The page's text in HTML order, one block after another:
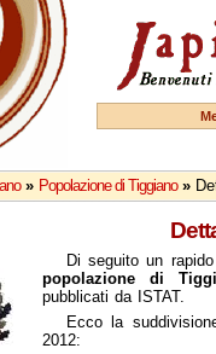
» Popolazione di Tiggiano »
Di seguito un
popolazione di
pubblicati da ISTAT.
Ecco la
2012: